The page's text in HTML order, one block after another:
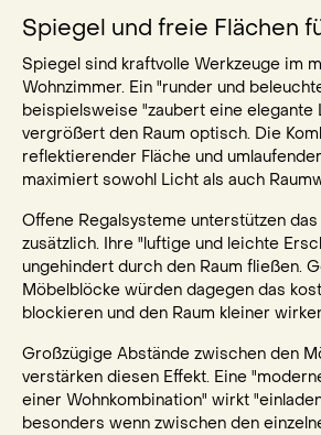
Spiegel und freie Flächen
Spiegel sind kraftvolle Werkzeuge im
Wohnzimmer. Ein "runder und
beispielsweise "zaubert eine elegante
vergrößert den Raum optisch. Die
reflektierender Fläche und
maximiert sowohl Licht als auch
Offene Regalsysteme unterstützen
zusätzlich. Ihre "luftige und leichte
ungehindert durch den Raum fließen.
Möbelblöcke würden dagegen das
blockieren und den Raum kleiner
Großzügige Abstände zwischen den
verstärken diesen Effekt. Eine
einer Wohnkombination" wirkt
besonders wenn zwischen den